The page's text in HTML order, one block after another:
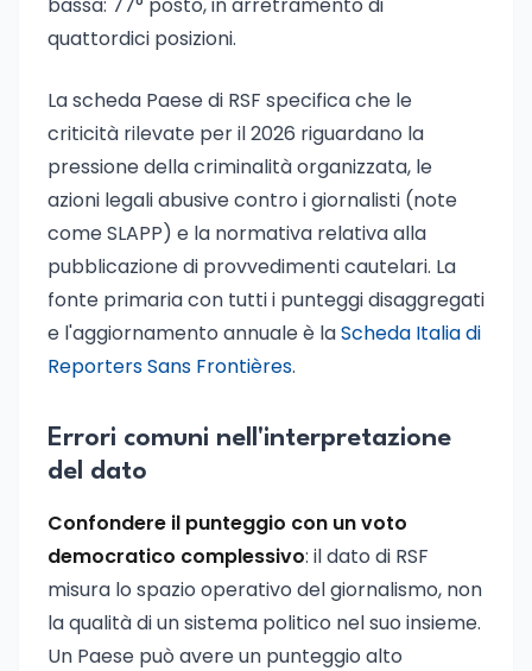
quattordici posizioni.
La scheda Paese di RSF specifica che le
criticità rilevate per il 2026 riguardano la
pressione della criminalità organizzata, le
azioni legali abusive contro i giornalisti (note
come SLAPP) e la normativa relativa alla
pubblicazione di provvedimenti cautelari. La
fonte primaria con tutti i punteggi disaggregati
e l'aggiornamento annuale è laScheda Italia di
Reporters Sans Frontières.
Errori comuni nell'interpretazione
del dato
Confondere il punteggio con un voto
democratico complessivo: il dato di RSF
misura lo spazio operativo del giornalismo, non
la qualità di un sistema politico nel suo insieme.
Un Paese può avere un punteggio alto